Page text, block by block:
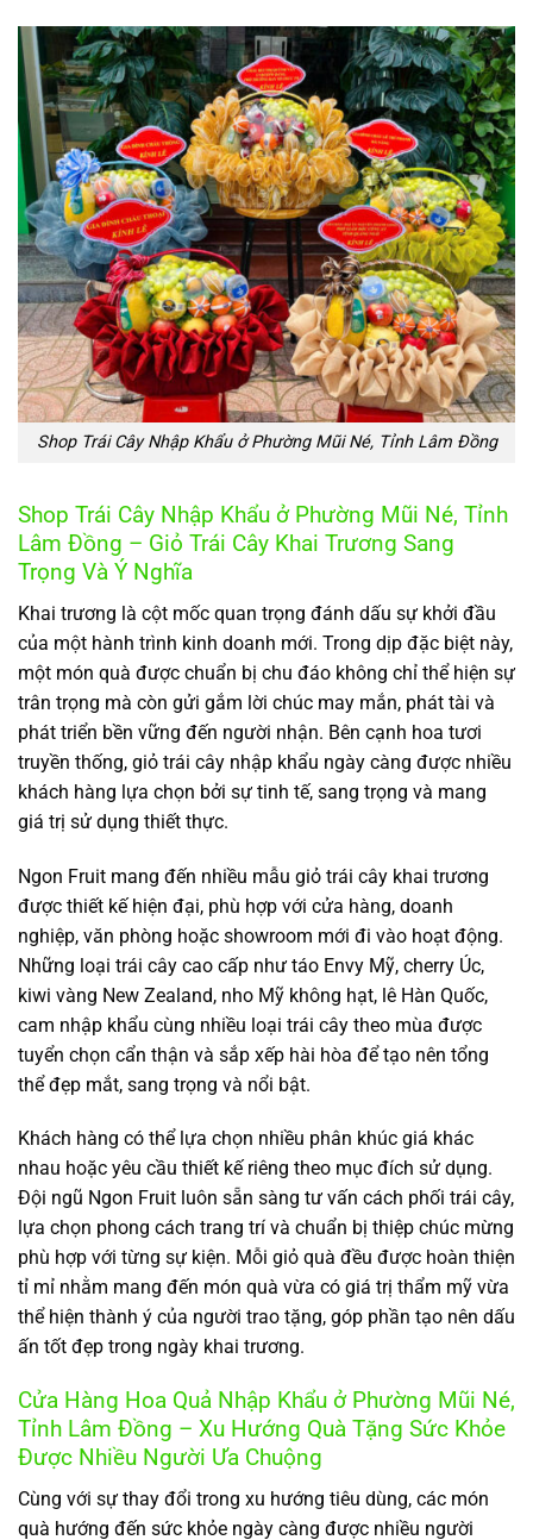
Shop Trái Cây Nhập Khẩu ở Phường Mũi Né, Tỉnh Lâm Đồng
Shop Trái Cây Nhập Khẩu ở Phường Mũi Né, Tỉnh
Lâm Đồng – Giỏ Trái Cây Khai Trương Sang
Trọng Và Ý Nghĩa
Khai trương là cột mốc quan trọng đánh dấu sự khởi đầu
của một hành trình kinh doanh mới. Trong dịp đặc biệt này,
một món quà được chuẩn bị chu đáo không chỉ thể hiện sự
trân trọng mà còn gửi gắm lời chúc may mắn, phát tài và
phát triển bền vững đến người nhận. Bên cạnh hoa tươi
truyền thống, giỏ trái cây nhập khẩu ngày càng được nhiều
khách hàng lựa chọn bởi sự tinh tế, sang trọng và mang
giá trị sử dụng thiết thực.
Ngon Fruit mang đến nhiều mẫu giỏ trái cây khai trương
được thiết kế hiện đại, phù hợp với cửa hàng, doanh
nghiệp, văn phòng hoặc showroom mới đi vào hoạt động.
Những loại trái cây cao cấp như táo Envy Mỹ, cherry Úc,
kiwi vàng New Zealand, nho Mỹ không hạt, lê Hàn Quốc,
cam nhập khẩu cùng nhiều loại trái cây theo mùa được
tuyển chọn cẩn thận và sắp xếp hài hòa để tạo nên tổng
thể đẹp mắt, sang trọng và nổi bật.
Khách hàng có thể lựa chọn nhiều phân khúc giá khác
nhau hoặc yêu cầu thiết kế riêng theo mục đích sử dụng.
Đội ngũ Ngon Fruit luôn sẵn sàng tư vấn cách phối trái cây,
lựa chọn phong cách trang trí và chuẩn bị thiệp chúc mừng
phù hợp với từng sự kiện. Mỗi giỏ quà đều được hoàn thiện
tỉ mỉ nhằm mang đến món quà vừa có giá trị thẩm mỹ vừa
thể hiện thành ý của người trao tặng, góp phần tạo nên dấu
ấn tốt đẹp trong ngày khai trương.
Cửa Hàng Hoa Quả Nhập Khẩu ở Phường Mũi Né,
Tỉnh Lâm Đồng – Xu Hướng Quà Tặng Sức Khỏe
Được Nhiều Người Ưa Chuộng
Cùng với sự thay đổi trong xu hướng tiêu dùng, các món
quà hướng đến sức khỏe ngày càng được nhiều người